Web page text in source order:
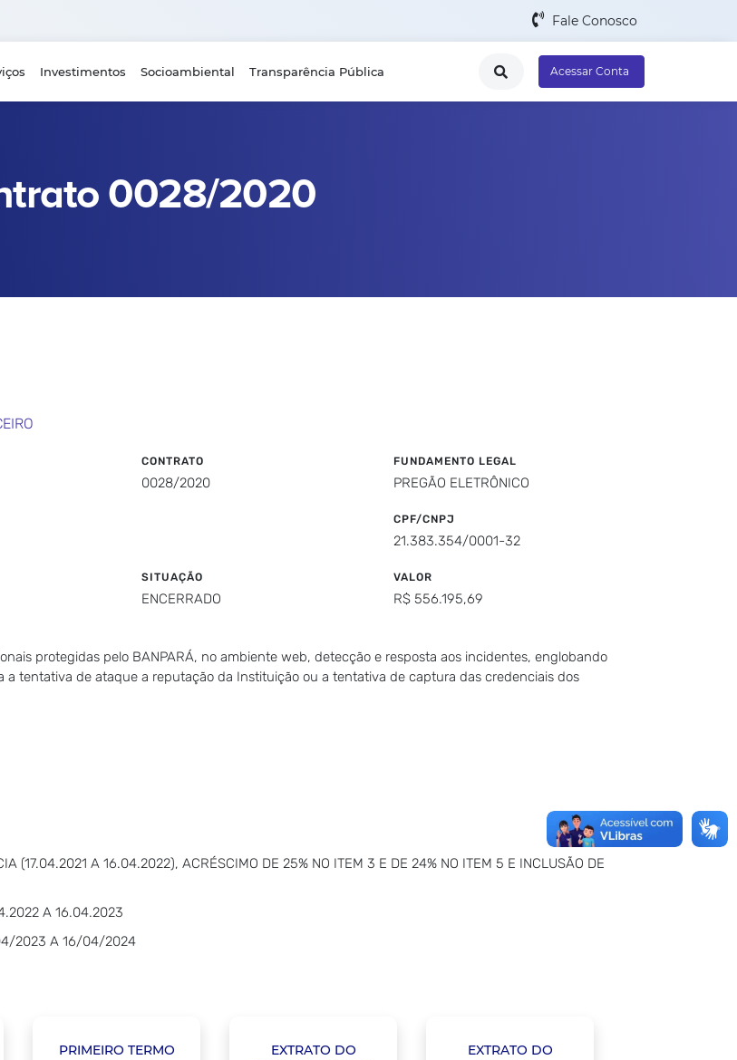
Fale Conosco
Investimentos Socioambiental Transparência Pública Acessar Conta
0028/2020
CONTRATO
0028/2020
FUNDAMENTO LEGAL
PREGÃO ELETRÔNICO
CPF/CNPJ
21.383.354/0001-32
SITUAÇÃO
ENCERRADO
VALOR
R$ 556.195,69
protegidas pelo BANPARÁ, no ambiente web, detecção e resposta aos incidentes, englobando
a tentativa de ataque a reputação da Instituição ou a tentativa de captura das credenciais dos
(17.04.2021 A 16.04.2022), ACRÉSCIMO DE 25% NO ITEM 3 E DE 24% NO ITEM 5 E INCLUSÃO DE
A 16.04.2023
04/2023 A 16/04/2024
PRIMEIRO TERMO
EXTRATO DO
EXTRATO DO